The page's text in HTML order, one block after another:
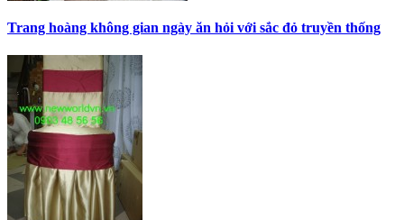
Trang hoàng không gian ngày ăn hỏi với sắc đỏ truyền thống